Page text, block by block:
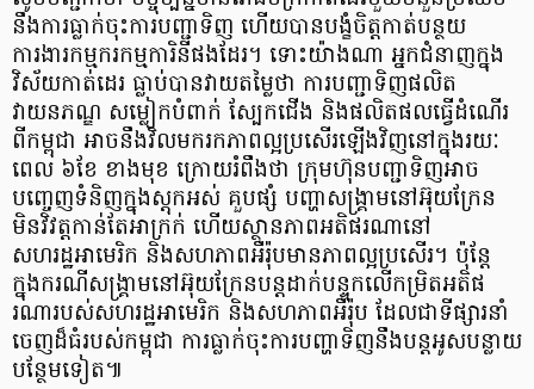
នឹងការធ្លាក់ចុះការបញ្ជាទិញ ហើយបានបង្ខំចិត្ត​កាត់បន្ថយ
ការងារកម្មករកម្មការិនីផងដែរ។ ទោះយ៉ាងណា អ្នកជំនាញក្នុង
វិស័យកាត់ដេរ ធ្លាប់បានវាយតម្លៃថា ការបញ្ជាទិញផលិត
វាយនភណ្ឌ សម្លៀកបំពាក់ ស្បែកជើង និងផលិតផលធ្វើដំណើរ​
ពីកម្ពុជា អាចនឹងវិលមករកភាពល្អប្រសើរឡើងវិញនៅក្នុងរយៈ
ពេល ៦ខែ ខាងមុខ ក្រោយរំពឹងថា ក្រុមហ៊ុនបញ្ជាទិញអាច
បញ្ចេញទំនិញក្នុងស្តុកអស់ គួបផ្សំ បញ្ហាសង្គ្រាមនៅអ៊ុយក្រែន
មិនវិវត្តកាន់តែអាក្រក់ ហើយស្ថានភាពអតិផរណានៅ
សហរដ្ឋអាមេរិក និងសហភាពអឺរ៉ុបមានភាពល្អប្រសើរ។ ប៉ុន្តែ
ក្នុងករណីសង្គ្រាមនៅអ៊ុយក្រែនបន្តដាក់បន្ទុកលើកម្រិតអតិផ
រណារបស់សហរដ្ឋអាមេរិក និងសហភាពអឺរ៉ុប ដែលជាទីផ្សារនាំ
ចេញដ៏ធំរបស់កម្ពុជា ការធ្លាក់ចុះការបញ្ហាទិញនឹងបន្តអូសបន្លាយ
បន្ថែមទៀត៕